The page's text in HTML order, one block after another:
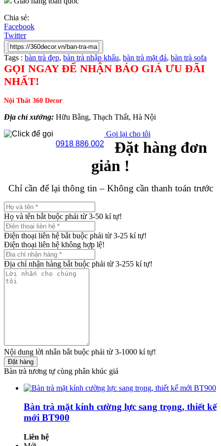
Chia sẻ:
Facebook
Twitter
Tags : bàn trà đẹp, bàn trà nhập khẩu, bàn trà mặt đá, bàn trà sofa
GỌI NGAY ĐỂ NHẬN BÁO GIÁ ƯU ĐÃI
NHẤT!
Nội Thất 360 Decor
Địa chỉ xưởng: Hữu Bằng, Thạch Thất, Hà Nội
0918 886 002
Gọi lại cho tôi
Đặt hàng đơn
giản !
Chỉ cần để lại thông tin – Không cần thanh toán trước
Họ và tên bắt buộc phải từ 3-50 kí tự!
Điện thoại liên hệ bắt buộc phải từ 3-25 kí tự!
Điện thoại liên hệ không hợp lệ!
Địa chỉ nhận hàng bắt buộc phải từ 3-255 kí tự!
Nội dung lời nhắn bắt buộc phải từ 3-1000 kí tự!
Đặt hàng
Bàn trà tương tự cùng phân khúc giá
Bàn trà mặt kính cường lực sang trọng, thiết kế
mới BT900
Liên hệ